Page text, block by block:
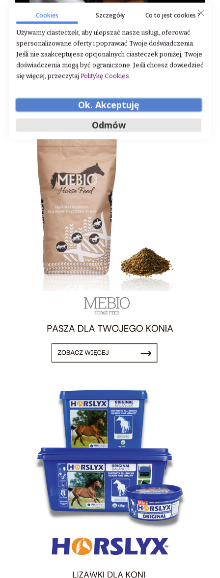
Cookies Szczegóły Co to jest cookies ?
Używamy ciasteczek, aby ulepszać nasze usługi, oferować
spersonalizowane oferty i poprawiać Twoje doświadczenia.
Jeśli nie zaakceptujesz opcjonalnych ciasteczek poniżej, Twoje
doświadczenia mogą być ograniczone. Jeśli chcesz dowiedzieć
się więcej, przeczytaj Politykę Cookies.
Ok. Akceptuję
Odmów